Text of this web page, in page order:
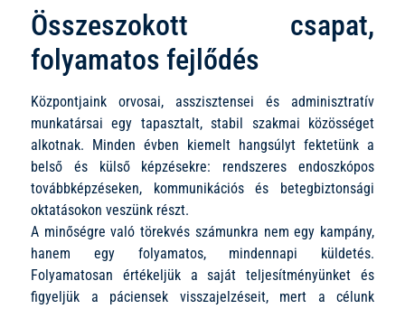
Összeszokott csapat,
folyamatos fejlődés
Központjaink orvosai, asszisztensei és adminisztratív
munkatársai egy tapasztalt, stabil szakmai közösséget
alkotnak. Minden évben kiemelt hangsúlyt fektetünk a
belső és külső képzésekre: rendszeres endoszkópos
továbbképzéseken, kommunikációs és betegbiztonsági
oktatásokon veszünk részt.
A minőségre való törekvés számunkra nem egy kampány,
hanem egy folyamatos, mindennapi küldetés.
Folyamatosan értékeljük a saját teljesítményünket és
figyeljük a páciensek visszajelzéseit, mert a célunk